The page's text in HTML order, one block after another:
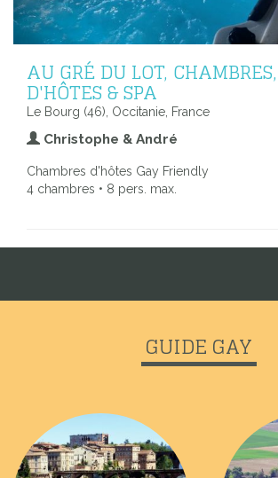
AU GRÉ DU LOT,
D'HÔTES & SPA
Le Bourg (46), Occitanie, France
Christophe & André
Chambres d'hôtes Gay Friendly
4 chambres • 8 pers. max.
GUIDE GAY